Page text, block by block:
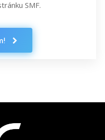
SMF.